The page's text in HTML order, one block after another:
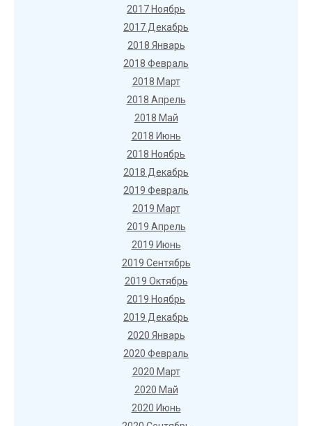
2017 Ноябрь
2017 Декабрь
2018 Январь
2018 Февраль
2018 Март
2018 Апрель
2018 Май
2018 Июнь
2018 Ноябрь
2018 Декабрь
2019 Февраль
2019 Март
2019 Апрель
2019 Июнь
2019 Сентябрь
2019 Октябрь
2019 Ноябрь
2019 Декабрь
2020 Январь
2020 Февраль
2020 Март
2020 Май
2020 Июнь